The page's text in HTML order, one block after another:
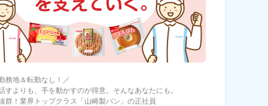
務地＆転勤なし！／
すよりも、手を動かすのが得意。そんなあなたにも。
群！業界トップクラス「山崎製パン」の正社員